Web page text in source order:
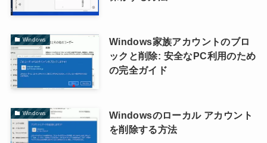
Windows
Windows家族アカウントのブロ
ックと削除: 安全なPC利用のため
の完全ガイド
Windows
Windowsのローカル アカウント
を削除する方法